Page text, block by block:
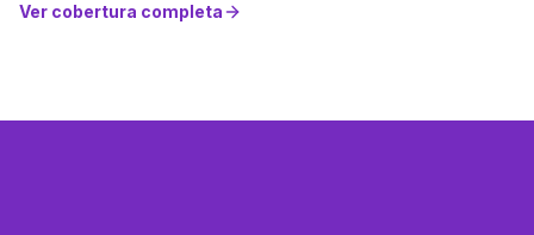
Ver cobertura completa